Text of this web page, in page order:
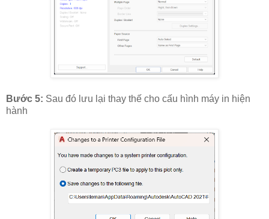
Bước 5: Sau đó lưu lại thay thế cho cấu hình máy in hiện
hành